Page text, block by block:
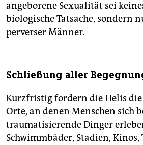
angeborene Sexualität sei
biologische Tatsache, sondern
perverser Männer.
Schließung aller
Kurzfristig fordern die Helis
Orte, an denen Menschen sich
traumatisierende Dinger
Schwimmbäder, Stadien, Kinos,